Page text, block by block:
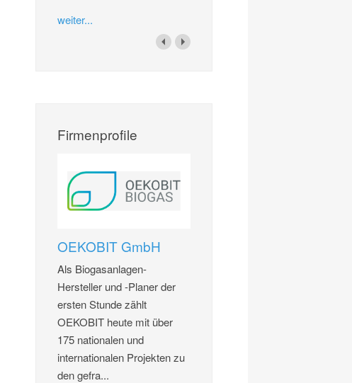
weiter...
Firmenprofile
OEKOBIT GmbH
Als Biogasanlagen-
Hersteller und -Planer der
ersten Stunde zählt
OEKOBIT heute mit über
175 nationalen und
internationalen Projekten zu
den gefra...